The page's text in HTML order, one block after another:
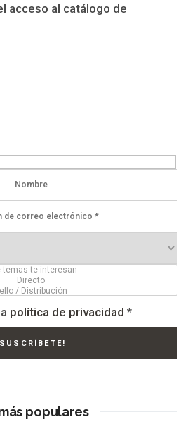
acceso al catálogo de
política de privacidad *
populares